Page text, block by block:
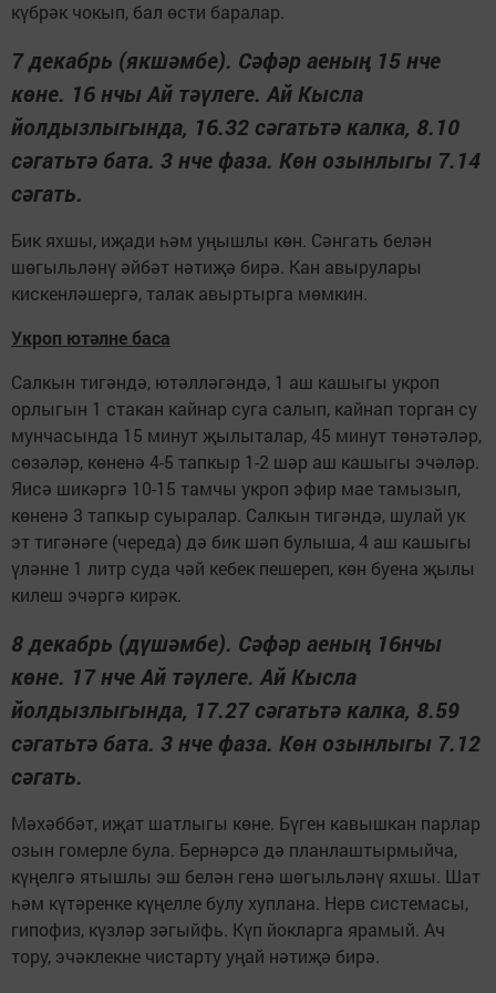
күбрәк чокып, бал өсти баралар.
7 декабрь (якшәмбе). Сәфәр аеның 15 нче
көне. 16 нчы Ай тәүлеге. Ай Кысла
йолдызлыгында, 16.32 сәгатьтә калка, 8.10
сәгатьтә бата. 3 нче фаза. Көн озынлыгы 7.14
сәгать.
Бик яхшы, иҗади һәм уңышлы көн. Сәнгать белән
шөгыльләнү әйбәт нәтиҗә бирә. Кан авырулары
кискенләшергә, талак авыртырга мөмкин.
Укроп ютәлне баса
Салкын тигәндә, ютәлләгәндә, 1 аш кашыгы укроп
орлыгын 1 стакан кайнар суга салып, кайнап торган су
мунчасында 15 минут җылыталар, 45 минут төнәтәләр,
сөзәләр, көненә 4-5 тапкыр 1-2 шәр аш кашыгы эчәләр.
Яисә шикәргә 10-15 тамчы укроп эфир мае тамызып,
көненә 3 тапкыр суыралар. Салкын тигәндә, шулай ук
эт тигәнәге (череда) дә бик шәп булыша, 4 аш кашыгы
үләнне 1 литр суда чәй кебек пешереп, көн буена җылы
килеш эчәргә кирәк.
8 декабрь (дүшәмбе). Сәфәр аеның 16нчы
көне. 17 нче Ай тәүлеге. Ай Кысла
йолдызлыгында, 17.27 сәгатьтә калка, 8.59
сәгатьтә бата. 3 нче фаза. Көн озынлыгы 7.12
сәгать.
Мәхәббәт, иҗат шатлыгы көне. Бүген кавышкан парлар
озын гомерле була. Бернәрсә дә планлаштырмыйча,
күңелгә ятышлы эш белән генә шөгыльләнү яхшы. Шат
һәм күтәренке күңелле булу хуплана. Нерв системасы,
гипофиз, күзләр зәгыйфь. Күп йокларга ярамый. Ач
тору, эчәклекне чистарту уңай нәтиҗә бирә.